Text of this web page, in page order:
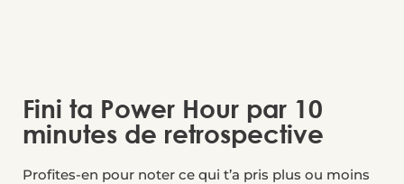
Fini ta Power Hour par 10
minutes de retrospective
Profites-en pour noter ce qui t’a pris plus ou moins